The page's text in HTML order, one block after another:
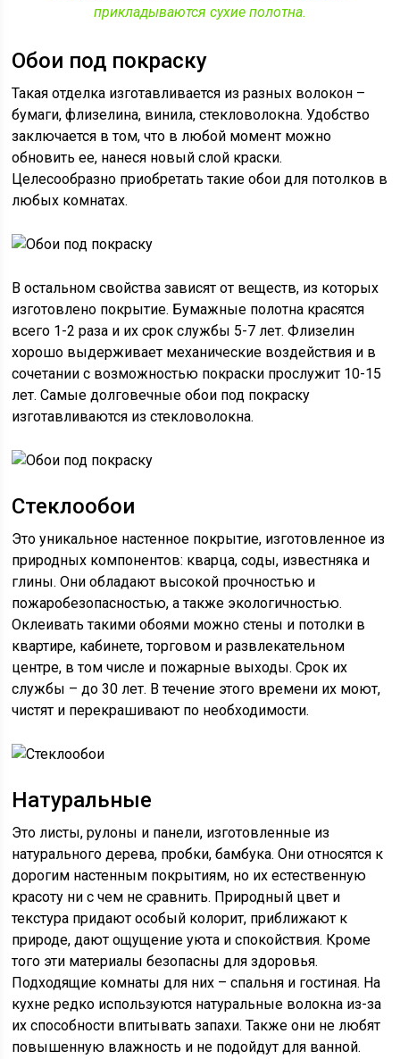
прикладываются сухие полотна.
Обои под покраску
Такая отделка изготавливается из разных волокон –
бумаги, флизелина, винила, стекловолокна. Удобство
заключается в том, что в любой момент можно
обновить ее, нанеся новый слой краски.
Целесообразно приобретать такие обои для потолков в
любых комнатах.
В остальном свойства зависят от веществ, из которых
изготовлено покрытие. Бумажные полотна красятся
всего 1-2 раза и их срок службы 5-7 лет. Флизелин
хорошо выдерживает механические воздействия и в
сочетании с возможностью покраски прослужит 10-15
лет. Самые долговечные обои под покраску
изготавливаются из стекловолокна.
Стеклообои
Это уникальное настенное покрытие, изготовленное из
природных компонентов: кварца, соды, известняка и
глины. Они обладают высокой прочностью и
пожаробезопасностью, а также экологичностью.
Оклеивать такими обоями можно стены и потолки в
квартире, кабинете, торговом и развлекательном
центре, в том числе и пожарные выходы. Срок их
службы – до 30 лет. В течение этого времени их моют,
чистят и перекрашивают по необходимости.
Натуральные
Это листы, рулоны и панели, изготовленные из
натурального дерева, пробки, бамбука. Они относятся к
дорогим настенным покрытиям, но их естественную
красоту ни с чем не сравнить. Природный цвет и
текстура придают особый колорит, приближают к
природе, дают ощущение уюта и спокойствия. Кроме
того эти материалы безопасны для здоровья.
Подходящие комнаты для них – спальня и гостиная. На
кухне редко используются натуральные волокна из-за
их способности впитывать запахи. Также они не любят
повышенную влажность и не подойдут для ванной.